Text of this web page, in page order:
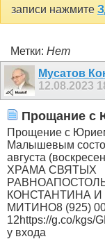
записи нажмите
Метки: Нет
Мусатов
12.08.2023
Прощание
Прощение с
Малышевым
августа
ХРАМА СВЯТЫХ
КОНСТАНТИНА
МИТИНО8 (925)
12https://g.co/kgs/
у входа